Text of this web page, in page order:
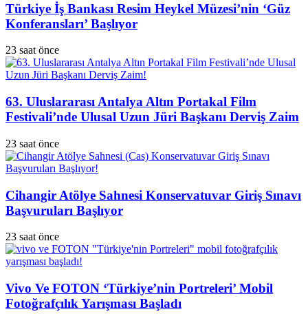
Türkiye İş Bankası Resim Heykel Müzesi’nin ‘Güz
Konferansları’ Başlıyor
23 saat önce
63. Uluslararası Antalya Altın Portakal Film
Festivali’nde Ulusal Uzun Jüri Başkanı Derviş Zaim
23 saat önce
Cihangir Atölye Sahnesi Konservatuvar Giriş Sınavı
Başvuruları Başlıyor
23 saat önce
Vivo Ve FOTON ‘Türkiye’nin Portreleri’ Mobil
Fotoğrafçılık Yarışması Başladı